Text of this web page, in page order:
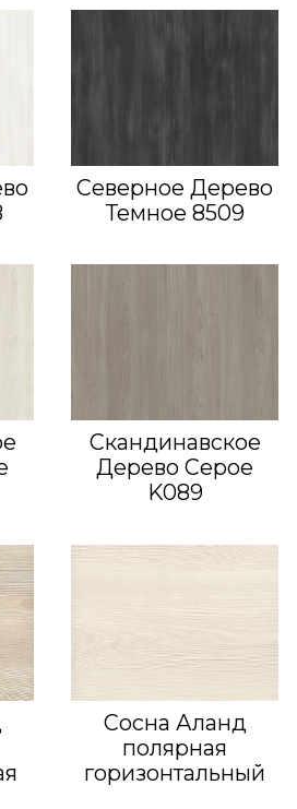
Северное Дерево
Темное 8509
Скандинавское
Дерево Серое
K089
Сосна Аланд
полярная
горизонтальный